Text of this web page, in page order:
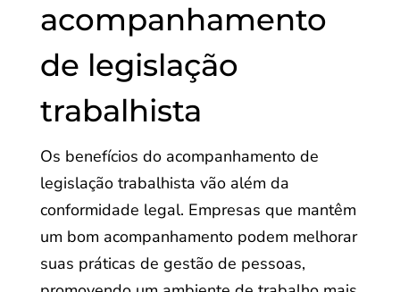
acompanhamento
de legislação
trabalhista
Os benefícios do acompanhamento de
legislação trabalhista vão além da
conformidade legal. Empresas que mantêm
um bom acompanhamento podem melhorar
suas práticas de gestão de pessoas,